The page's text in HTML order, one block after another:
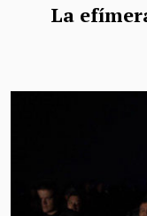
La